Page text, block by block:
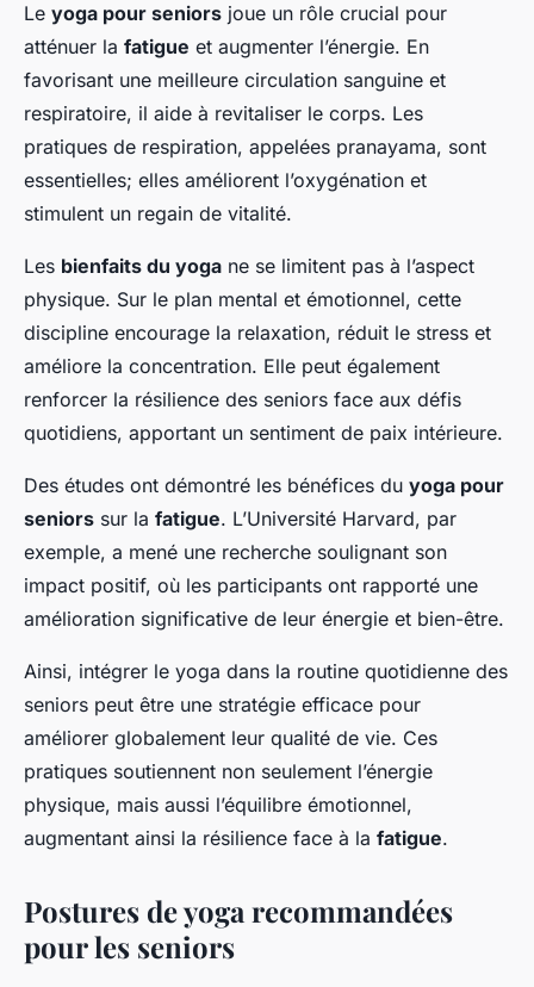
Le yoga pour seniors joue un rôle crucial pour
atténuer la fatigue et augmenter l’énergie. En
favorisant une meilleure circulation sanguine et
respiratoire, il aide à revitaliser le corps. Les
pratiques de respiration, appelées pranayama, sont
essentielles; elles améliorent l’oxygénation et
stimulent un regain de vitalité.
Les bienfaits du yoga ne se limitent pas à l’aspect
physique. Sur le plan mental et émotionnel, cette
discipline encourage la relaxation, réduit le stress et
améliore la concentration. Elle peut également
renforcer la résilience des seniors face aux défis
quotidiens, apportant un sentiment de paix intérieure.
Des études ont démontré les bénéfices du yoga pour
seniors sur la fatigue. L’Université Harvard, par
exemple, a mené une recherche soulignant son
impact positif, où les participants ont rapporté une
amélioration significative de leur énergie et bien-être.
Ainsi, intégrer le yoga dans la routine quotidienne des
seniors peut être une stratégie efficace pour
améliorer globalement leur qualité de vie. Ces
pratiques soutiennent non seulement l’énergie
physique, mais aussi l’équilibre émotionnel,
augmentant ainsi la résilience face à la fatigue.
Postures de yoga recommandées
pour les seniors